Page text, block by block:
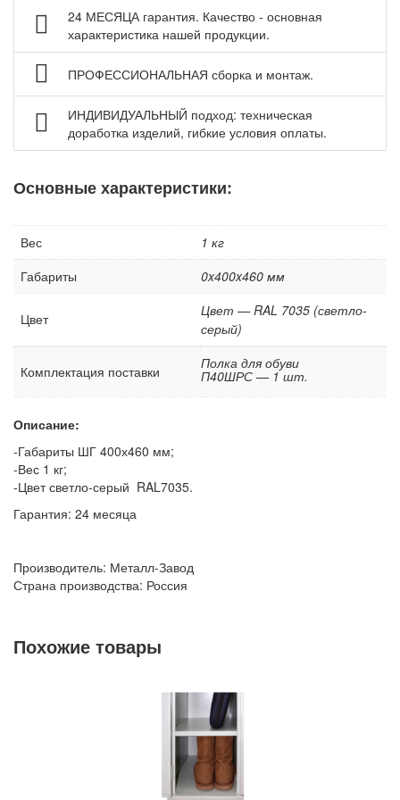
Аксессуары и фурнитура для шкафов
Комплектующие гардеробных шкафов COMFORT ДВК
Нестандартные шкафы
Рабочие стулья
Колеса и колесные опоры
Контейнеры производственные
Грузоподъемное оборудование
Нестандартные изделия
Платформы подкатные SF
24 МЕСЯЦА гарантия. Качество - основная
характеристика нашей продукции.
ПРОФЕССИОНАЛЬНАЯ сборка и монтаж.
ИНДИВИДУАЛЬНЫЙ подход: техническая
доработка изделий, гибкие условия оплаты.
Основные характеристики:
Вес
1 кг
Габариты
0x400x460 мм
Цвет
Цвет — RAL 7035 (светло-
серый)
Комплектация поставки Полка для обуви
П40ШРС — 1 шт.
Описание:
-Габариты ШГ 400х460 мм;
-Вес 1 кг;
-Цвет светло-серый RAL7035.
Гарантия: 24 месяца
Производитель: Металл-Завод
Страна производства: Россия
Похожие товары